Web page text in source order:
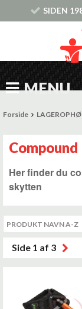
SIDEN
MENU
Forside
Compound
Her finder du
skytten
Side 1 af 3